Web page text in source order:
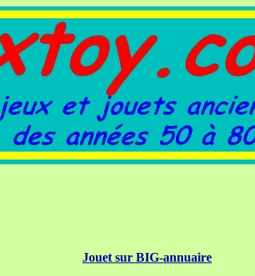
Jouet sur BIG-annuaire